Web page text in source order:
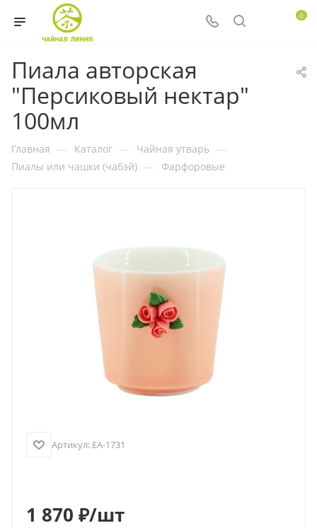
0
Пиала авторская
"Персиковый нектар"
100мл
Главная — Каталог — Чайная утварь —
Пиалы или чашки (чабэй) — Фарфоровые
Артикул: EA-1731
1 870 ₽/шт